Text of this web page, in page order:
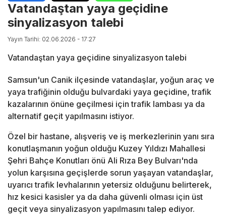
Vatandaştan yaya geçidine
sinyalizasyon talebi
Yayın Tarihi: 02.06.2026 - 17:27
Vatandaştan yaya geçidine sinyalizasyon talebi
Samsun'un Canik ilçesinde vatandaşlar, yoğun araç ve
yaya trafiğinin olduğu bulvardaki yaya geçidine, trafik
kazalarının önüne geçilmesi için trafik lambası ya da
alternatif geçit yapılmasını istiyor.
Özel bir hastane, alışveriş ve iş merkezlerinin yanı sıra
konutlaşmanın yoğun olduğu Kuzey Yıldızı Mahallesi
Şehri Bahçe Konutları önü Ali Rıza Bey Bulvarı'nda
yolun karşısına geçişlerde sorun yaşayan vatandaşlar,
uyarıcı trafik levhalarının yetersiz olduğunu belirterek,
hız kesici kasisler ya da daha güvenli olması için üst
geçit veya sinyalizasyon yapılmasını talep ediyor.